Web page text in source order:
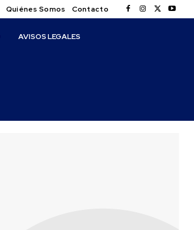
Quiénes Somos Contacto
AVISOS LEGALES